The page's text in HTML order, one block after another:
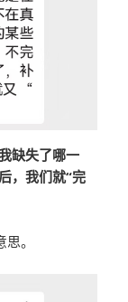
缺失了哪一
，我们就“完
。